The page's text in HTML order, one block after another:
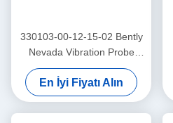
330103-00-12-15-02 Bently
Nevada Vibration Probe
3300 Xl Yakınlaştırıcı Sensör
En İyi Fiyatı Alın